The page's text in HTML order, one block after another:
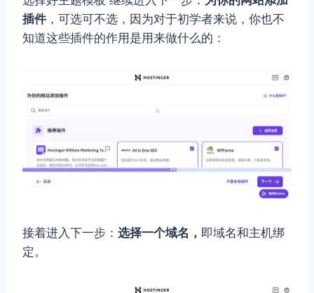
插件 ，可选可不选，因为对于初学者来说，你也不
知道这些插件的作用是用来做什么的：
接着进入下一步： 选择一个域名， 即域名和主机绑
定。